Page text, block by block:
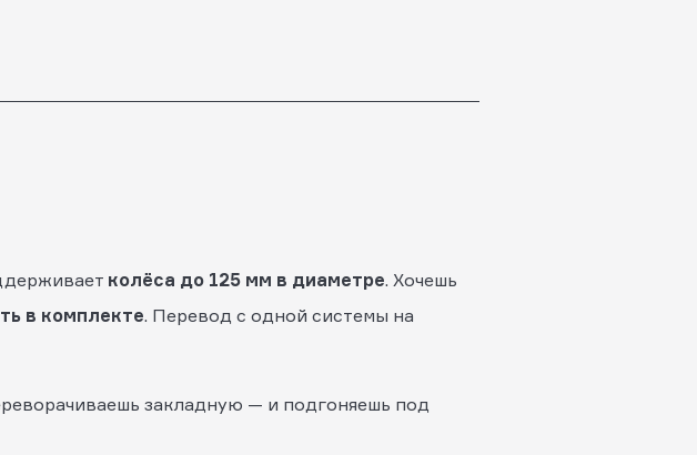
колёса до 125 мм в диаметре. Хочешь
в комплекте. Перевод с одной системы на
закладную — и подгоняешь под